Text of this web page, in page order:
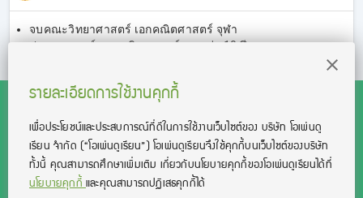
จบคณะวิทยาศาสตร์ เอกคณิตศาสตร์ จุฬา
ประสบการณ์สอนคณิตศาสตร์มากกว่า 10 ปี
สงวนลิขสิทธิ์โดย บริษัท โอเพ่นดูเรียน จำกัด 2021 ©︎ OpenDurian
Co., Ltd.
TOEIC® and TOEFL® are registered trademarks of Educational Testing
รายละเอียดการใช้งานคุกกี้
เพื่อประโยชน์และประสบการณ์ที่ดีในการใช้งานเว็บไซต์ของ บริษัท โอเพ่นดู
เรียน จํากัด (“โอเพ่นดูเรียน”)โอเพ่นดูเรียนจึงใช้คุกกี้บนเว็บไซต์ของบริษัท
ทั้งนี้ คุณสามารถศึกษาเพิ่มเติม เกี่ยวกับนโยบายคุกกี้ของโอเพ่นดูเรียนได้ที่
นโยบายคุกกี้และคุณสามารถปฏิเสธคุกกี้ได้